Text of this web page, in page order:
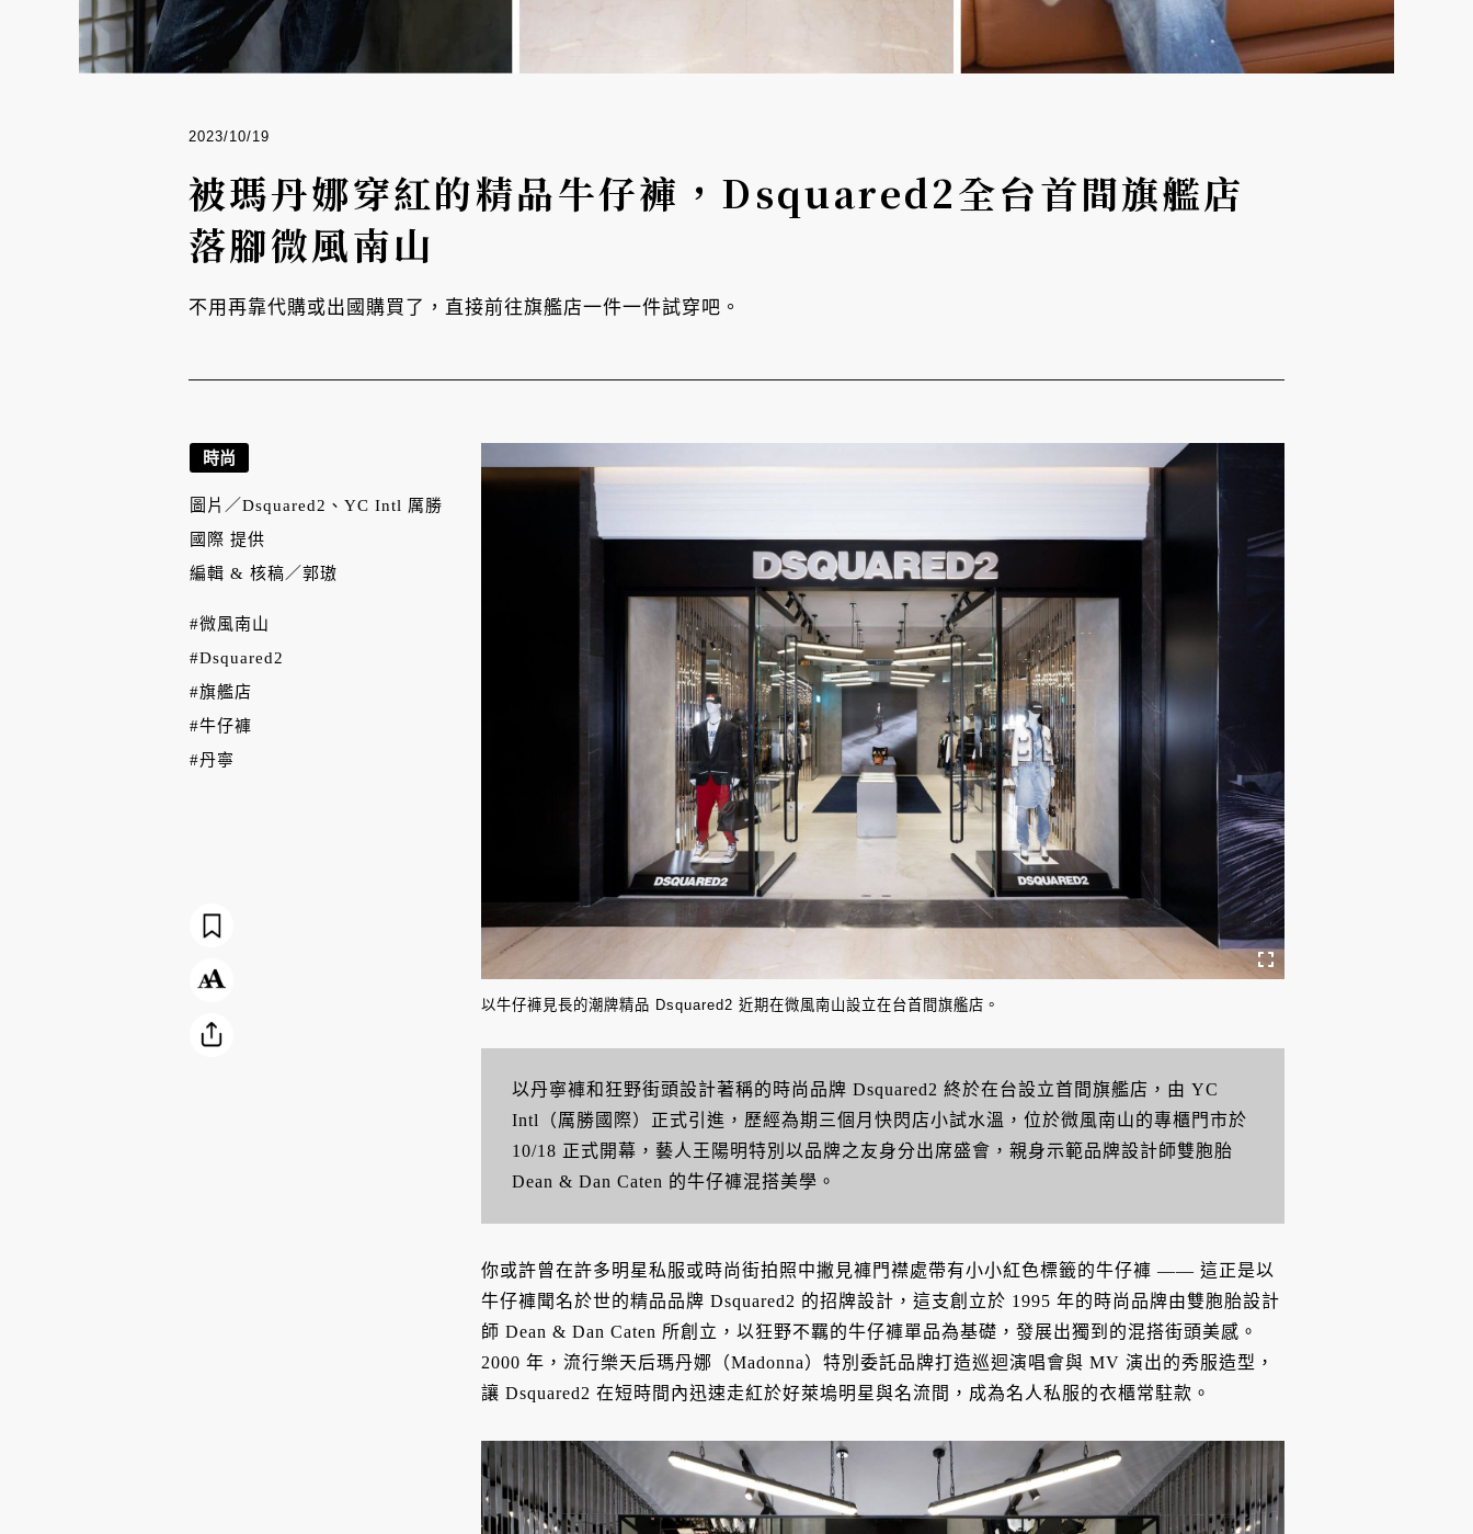
2023/10/19
被瑪丹娜穿紅的精品牛仔褲，Dsquared2全台首間旗艦店
落腳微風南山
不用再靠代購或出國購買了，直接前往旗艦店一件一件試穿吧。
以牛仔褲見長的潮牌精品 Dsquared2 近期在微風南山設立在台首間旗艦店。
以丹寧褲和狂野街頭設計著稱的時尚品牌 Dsquared2 終於在台設立首間旗艦店，由 YC
Intl（厲勝國際）正式引進，歷經為期三個月快閃店小試水溫，位於微風南山的專櫃門市於
10/18 正式開幕，藝人王陽明特別以品牌之友身分出席盛會，親身示範品牌設計師雙胞胎
Dean & Dan Caten 的牛仔褲混搭美學。
你或許曾在許多明星私服或時尚街拍照中撇見褲門襟處帶有小小紅色標籤的牛仔褲 —— 這正是以
牛仔褲聞名於世的精品品牌 Dsquared2 的招牌設計，這支創立於 1995 年的時尚品牌由雙胞胎設計
師 Dean & Dan Caten 所創立，以狂野不羈的牛仔褲單品為基礎，發展出獨到的混搭街頭美感。
2000 年，流行樂天后瑪丹娜（Madonna）特別委託品牌打造巡迴演唱會與 MV 演出的秀服造型，
讓 Dsquared2 在短時間內迅速走紅於好萊塢明星與名流間，成為名人私服的衣櫃常駐款。
時尚
圖片／Dsquared2、YC Intl 厲勝
國際 提供
編輯 & 核稿／郭璈
#微風南山
#Dsquared2
#旗艦店
#牛仔褲
#丹寧